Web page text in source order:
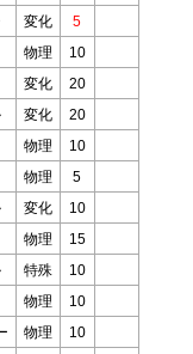
変化 5
物理 10
変化 20
変化 20
物理 10
物理 5
変化 10
物理 15
特殊 10
物理 10
物理 10